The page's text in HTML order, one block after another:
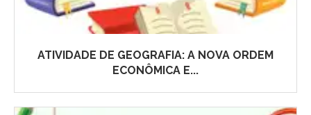
ATIVIDADE DE GEOGRAFIA: A NOVA ORDEM
ECONÔMICA E...